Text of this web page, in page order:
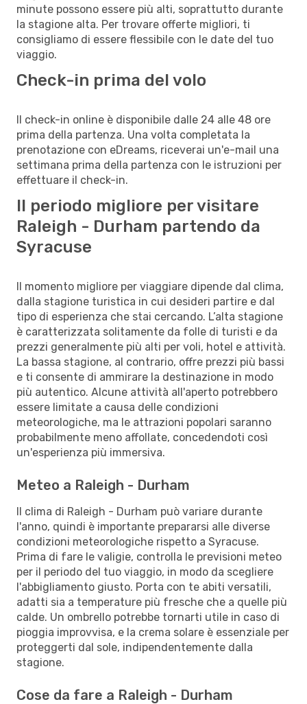
minute possono essere più alti, soprattutto durante
la stagione alta. Per trovare offerte migliori, ti
consigliamo di essere flessibile con le date del tuo
viaggio.
Check-in prima del volo
Il check-in online è disponibile dalle 24 alle 48 ore
prima della partenza. Una volta completata la
prenotazione con eDreams, riceverai un'e-mail una
settimana prima della partenza con le istruzioni per
effettuare il check-in.
Il periodo migliore per visitare
Raleigh - Durham partendo da
Syracuse
Il momento migliore per viaggiare dipende dal clima,
dalla stagione turistica in cui desideri partire e dal
tipo di esperienza che stai cercando. L’alta stagione
è caratterizzata solitamente da folle di turisti e da
prezzi generalmente più alti per voli, hotel e attività.
La bassa stagione, al contrario, offre prezzi più bassi
e ti consente di ammirare la destinazione in modo
più autentico. Alcune attività all'aperto potrebbero
essere limitate a causa delle condizioni
meteorologiche, ma le attrazioni popolari saranno
probabilmente meno affollate, concedendoti così
un'esperienza più immersiva.
Meteo a Raleigh - Durham
Il clima di Raleigh - Durham può variare durante
l'anno, quindi è importante prepararsi alle diverse
condizioni meteorologiche rispetto a Syracuse.
Prima di fare le valigie, controlla le previsioni meteo
per il periodo del tuo viaggio, in modo da scegliere
l'abbigliamento giusto. Porta con te abiti versatili,
adatti sia a temperature più fresche che a quelle più
calde. Un ombrello potrebbe tornarti utile in caso di
pioggia improvvisa, e la crema solare è essenziale per
proteggerti dal sole, indipendentemente dalla
stagione.
Cose da fare a Raleigh - Durham